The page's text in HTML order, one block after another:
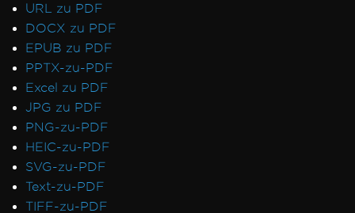
URL zu PDF
DOCX zu PDF
EPUB zu PDF
PPTX-zu-PDF
Excel zu PDF
JPG zu PDF
PNG-zu-PDF
HEIC-zu-PDF
SVG-zu-PDF
Text-zu-PDF
TIFF-zu-PDF